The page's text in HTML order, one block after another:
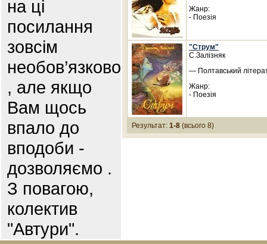
на ці
посилання
зовсім
необов’язково
, але якщо
Вам щось
впало до
вподоби -
дозволяємо .
З повагою,
колектив
"Автури".
Жанр:
- Поезія
"Струм"
С.Залізняк
— Полтавський
Жанр:
- Поезія
Результат: 1-8 (всього 8)